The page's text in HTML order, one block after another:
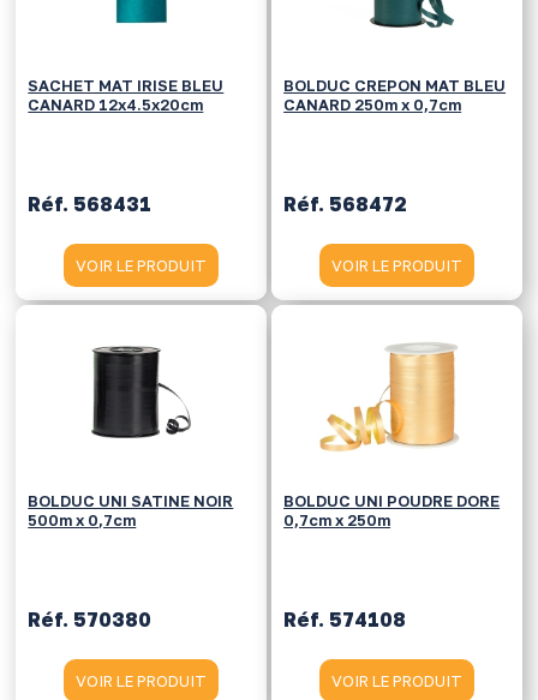
SACHET MAT IRISE BLEU
CANARD 12x4.5x20cm
Réf. 568431
VOIR LE PRODUIT
BOLDUC CREPON MAT BLEU
CANARD 250m x 0,7cm
Réf. 568472
VOIR LE PRODUIT
BOLDUC UNI SATINE NOIR
500m x 0,7cm
Réf. 570380
VOIR LE PRODUIT
BOLDUC UNI POUDRE DORE
0,7cm x 250m
Réf. 574108
VOIR LE PRODUIT